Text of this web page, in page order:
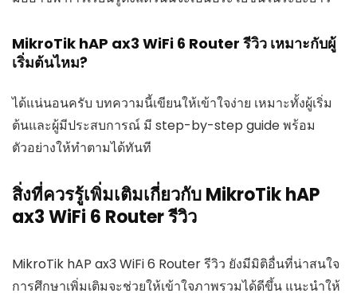
MikroTik hAP ax3 WiFi 6 Router รีวิว เหมาะกับผู้
เริ่มต้นไหม?
ได้แน่นอนครับ บทความนี้เขียนให้เข้าใจง่าย เหมาะทั้งผู้เริ่ม
ต้นและผู้มีประสบการณ์ มี step-by-step guide พร้อม
ตัวอย่างให้ทำตามได้ทันที
สิ่งที่ควรรู้เพิ่มเติมเกี่ยวกับ MikroTik hAP
ax3 WiFi 6 Router รีวิว
MikroTik hAP ax3 WiFi 6 Router รีวิว ยังมีมิติอื่นที่น่าสนใจ
การศึกษาเพิ่มเติมจะช่วยให้เข้าใจภาพรวมได้ดีขึ้น แนะนำให้